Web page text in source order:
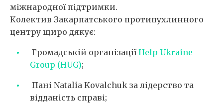
міжнародної підтримки.
Колектив Закарпатського протипухлинного
центру щиро дякує:
Громадській організації Help Ukraine
Group (HUG);
Пані Natalia Kovalchuk за лідерство та
відданість справі;